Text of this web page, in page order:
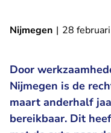
Nijmegen | 28
Door
Nijmegen is de
maart anderhalf
bereikbaar. Dit